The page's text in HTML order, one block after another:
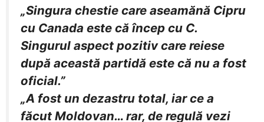
„Singura chestie care aseamănă Cipru
cu Canada este că încep cu C.
Singurul aspect pozitiv care reiese
după această partidă este că nu a fost
oficial.”
„A fost un dezastru total, iar ce a
făcut Moldovan… rar, de regulă vezi